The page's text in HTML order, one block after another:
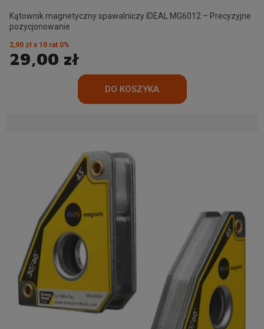
Kątownik magnetyczny spawalniczy IDEAL MG6012 – Precyzyjne
pozycjonowanie
29,00 zł
2,90 zł x 10 rat 0%